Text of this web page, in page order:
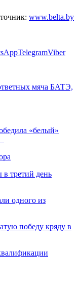
www.belta.by
TelegramViber
мяча БАТЭ,
«белый»
третий день
одного из
победу кряду в